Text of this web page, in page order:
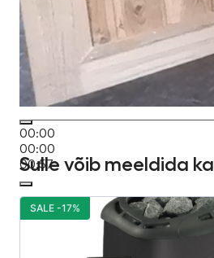
00:00
00:00
00:57
Sulle võib meeldida ka
SALE -17%